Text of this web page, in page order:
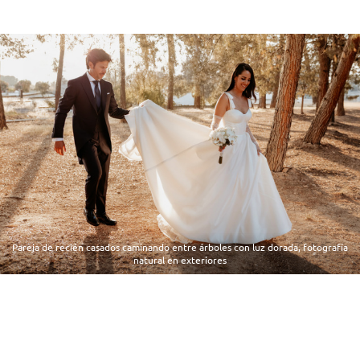
Pareja de recién casados caminando entre árboles con luz dorada, fotografía
natural en exteriores